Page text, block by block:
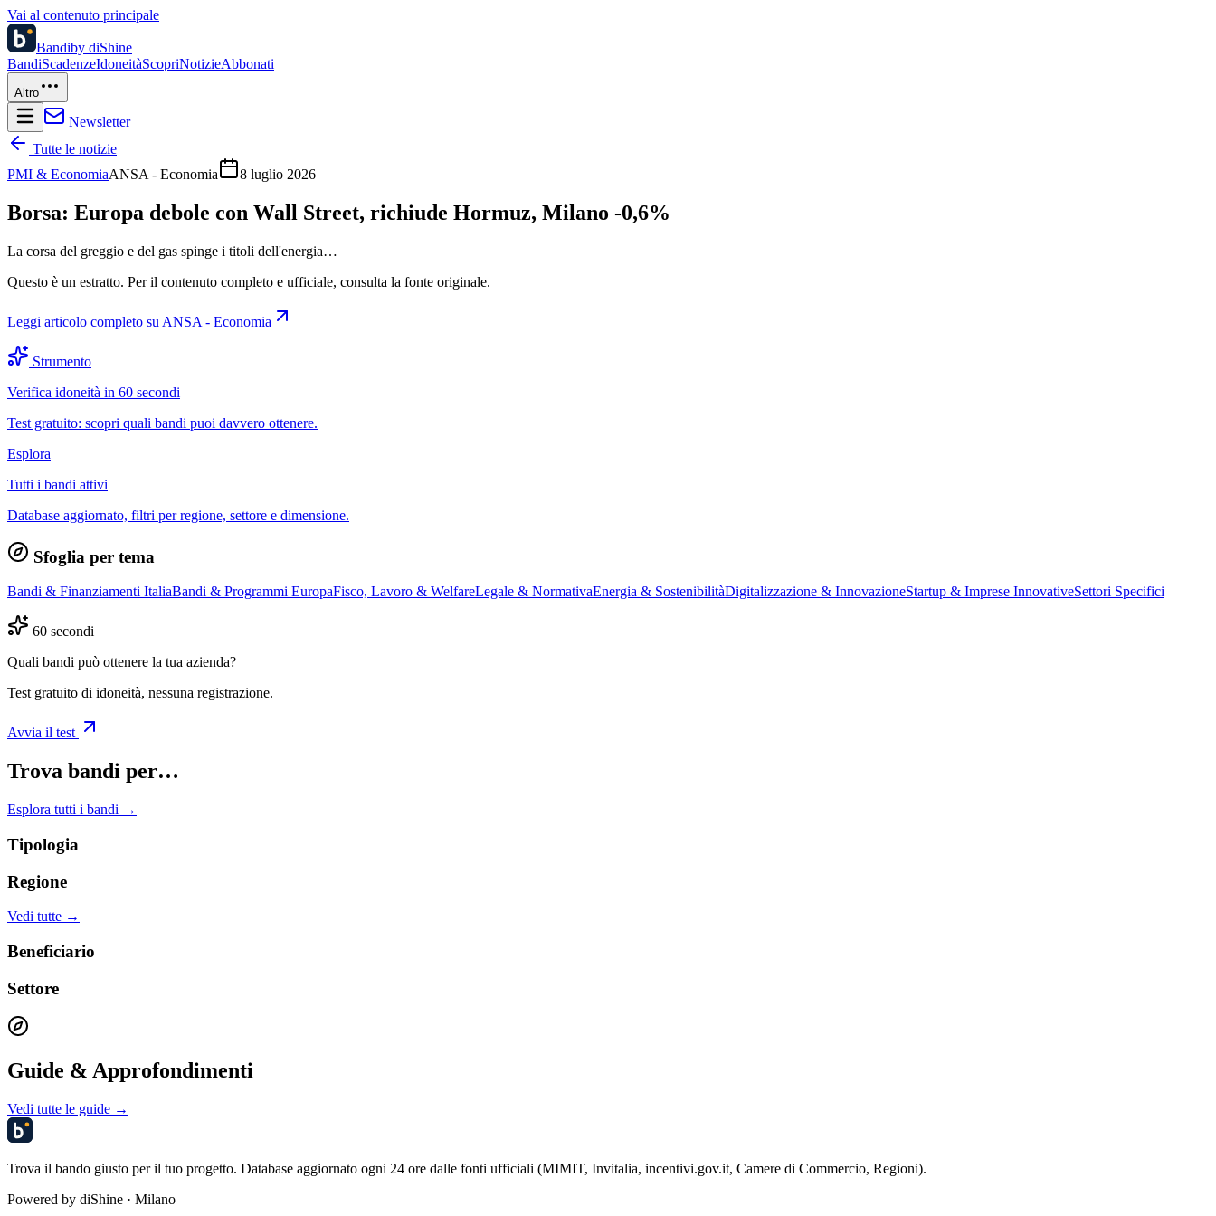
Vai al contenuto principale
Bandiby diShine
BandiScadenzeIdoneitàScopriNotizieAbbonati
Altro
Newsletter
Tutte le notizie
PMI & EconomiaANSA - Economia 8 luglio 2026
Borsa: Europa debole con Wall Street, richiude Hormuz, Milano -0,6%
La corsa del greggio e del gas spinge i titoli dell'energia…
Questo è un estratto. Per il contenuto completo e ufficiale, consulta la fonte originale.
Leggi articolo completo su ANSA - Economia
Strumento
Verifica idoneità in 60 secondi
Test gratuito: scopri quali bandi puoi davvero ottenere.
Esplora
Tutti i bandi attivi
Database aggiornato, filtri per regione, settore e dimensione.
Sfoglia per tema
Bandi & Finanziamenti ItaliaBandi & Programmi EuropaFisco, Lavoro & WelfareLegale & NormativaEnergia & SostenibilitàDigitalizzazione & InnovazioneStartup & Imprese InnovativeSettori Specifici
60 secondi
Quali bandi può ottenere la tua azienda?
Test gratuito di idoneità, nessuna registrazione.
Avvia il test
Trova bandi per…
Esplora tutti i bandi →
Tipologia
Regione
Vedi tutte →
Beneficiario
Settore
Guide & Approfondimenti
Vedi tutte le guide →
Trova il bando giusto per il tuo progetto. Database aggiornato ogni 24 ore dalle fonti ufficiali (MIMIT, Invitalia, incentivi.gov.it, Camere di Commercio, Regioni).
Powered by diShine · Milano